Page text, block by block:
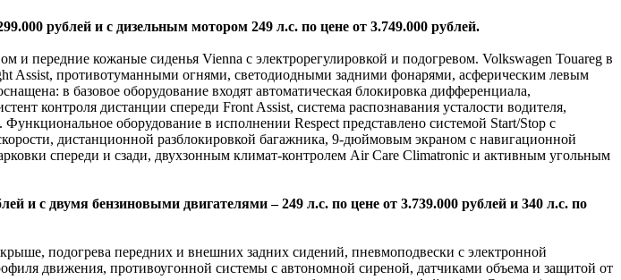
рублей и с дизельным мотором 249 л.с. по цене от 3.749.000 рублей.
и передние кожаные сиденья Vienna с электрорегулировкой и подогревом. Volkswagen Touareg в
Assist, противотуманными огнями, светодиодными задними фонарями, асферическим левым
в базовое оборудование входят автоматическая блокировка дифференциала,
контроля дистанции спереди Front Assist, система распознавания усталости водителя,
оборудование в исполнении Respect представлено системой Start/Stop с
дистанционной разблокировкой багажника, 9-дюймовым экраном с навигационной
спереди и сзади, двухзонным климат-контролем Air Care Climatronic и активным угольным
и с двумя бензиновыми двигателями – 249 л.с. по цене от 3.739.000 рублей и 340 л.с. по
подогрева передних и внешних задних сидений, пневмоподвески с электронной
движения, противоугонной системы с автономной сиреной, датчиками объема и защитой от